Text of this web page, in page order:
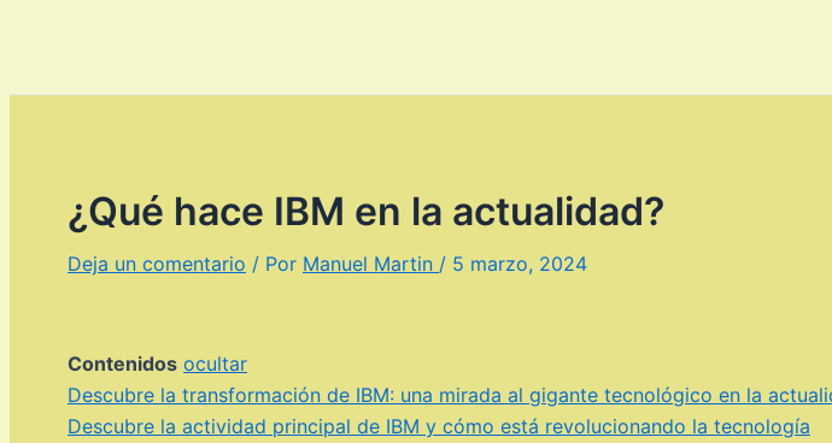
¿Qué hace IBM en la actualidad?
Deja un comentario / Por Manuel Martin / 5 marzo, 2024
Contenidos ocultar
Descubre la transformación de IBM: una mirada al gigante tecnológico en la
Descubre la actividad principal de IBM y cómo está revolucionando la tecnología